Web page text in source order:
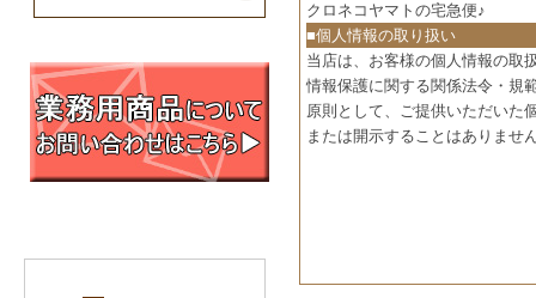
クロネコヤマトの宅急便♪
■個人情報の取り扱い
当店は、お客様の個人情報の取
情報保護に関する関係法令・規
原則として、ご提供いただいた
または開示することはありませ